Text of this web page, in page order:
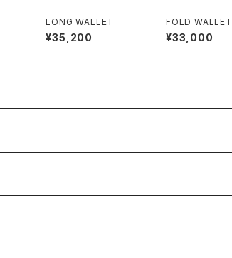
LONG WALLET
¥35,200
FOLD WALLET
¥33,000